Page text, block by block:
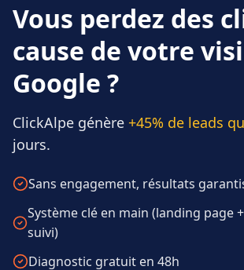
Vous perdez des
cause de votre
Google ?
ClickAlpe génère +45% de leads
jours.
Sans engagement, résultats
Système clé en main (landing page
suivi)
Diagnostic gratuit en 48h